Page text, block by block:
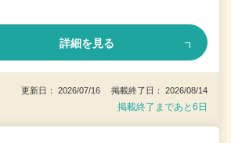
詳細を見る
更新日： 2026/07/16 掲載終了日： 2026/08/14
掲載終了まであと6日